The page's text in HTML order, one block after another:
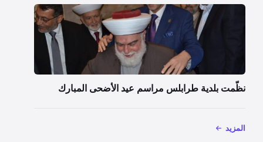
نظّمت بلدية طرابلس مراسم عيد الأضحى المبارك
المزيد